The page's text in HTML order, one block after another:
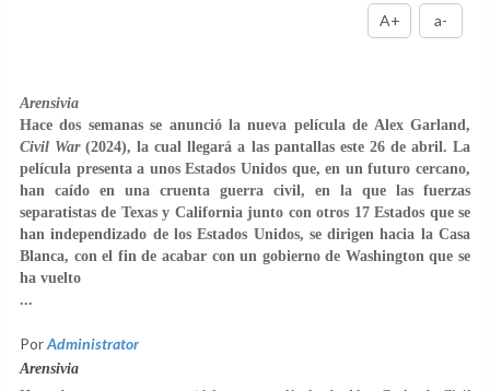
A+ a-
Arensivia
Hace dos semanas se anunció la nueva película de Alex Garland,
Civil War(2024), la cual llegará a las pantallas este 26 de abril. La
película presenta a unos Estados Unidos que, en un futuro cercano,
han caído en una cruenta guerra civil, en la que las fuerzas
separatistas de Texas y California junto con otros 17 Estados que se
han independizado de los Estados Unidos, se dirigen hacia la Casa
Blanca, con el fin de acabar con un gobierno de Washington que se
ha vuelto
...
PorAdministrator
Arensivia